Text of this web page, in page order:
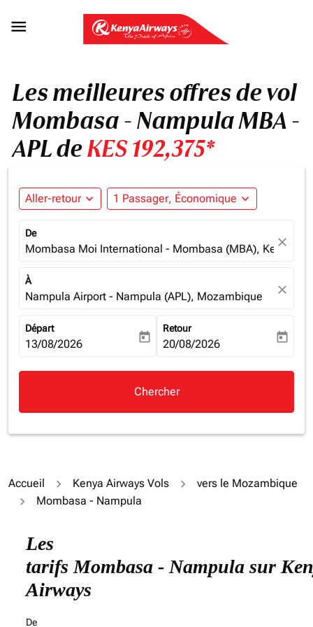

Les meilleures offres de vol
Mombasa - Nampula MBA -
APL deKES 192,375*
Aller-retour expand_more 1 Passager, Économique expand_more
De
Mombasa Moi International - Mombasa (MBA), Kenya
close
À
Nampula Airport - Nampula (APL), Mozambique close
Départ
fc-booking-departure-date-aria-label
13/08/2026 today
Retour
fc-booking-return-date-aria-
20/08/2026 today
Chercher
Accueil Kenya Airways Vols
vers le Mozambique
Mombasa - Nampula
Les
tarifs Mombasa - Nampula sur
Airways
De